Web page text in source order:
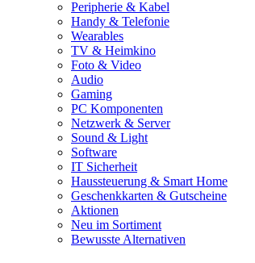
Peripherie & Kabel
Handy & Telefonie
Wearables
TV & Heimkino
Foto & Video
Audio
Gaming
PC Komponenten
Netzwerk & Server
Sound & Light
Software
IT Sicherheit
Haussteuerung & Smart Home
Geschenkkarten & Gutscheine
Aktionen
Neu im Sortiment
Bewusste Alternativen